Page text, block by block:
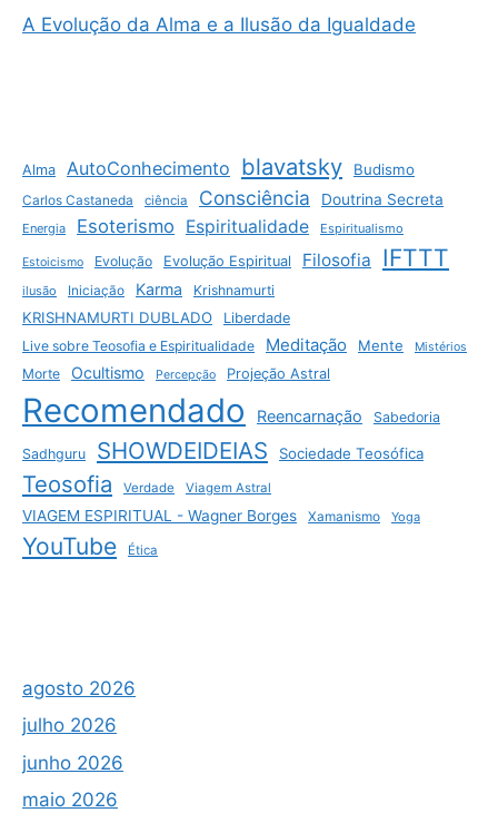
A Evolução da Alma e a Ilusão da Igualdade
Alma AutoConhecimento blavatsky Budismo
Carlos Castaneda ciência Consciência Doutrina Secreta
Energia Esoterismo Espiritualidade Espiritualismo
Estoicismo Evolução Evolução Espiritual Filosofia IFTTT
ilusão Iniciação Karma Krishnamurti
KRISHNAMURTI DUBLADO
Liberdade
Live sobre Teosofia e Espiritualidade
Meditação Mente Mistérios
Morte Ocultismo Percepção Projeção Astral
Recomendado Reencarnação Sabedoria
Sadhguru SHOWDEIDEIAS Sociedade Teosófica
Teosofia Verdade Viagem Astral
VIAGEM ESPIRITUAL - Wagner Borges Xamanismo Yoga
YouTube Ética
agosto 2026
julho 2026
junho 2026
maio 2026